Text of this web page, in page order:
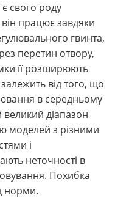
свого роду
працює завдяки
гвинта,
перетин отвору,
її розширюють
від того, що
в середньому
великий діапазон
моделей з різними
і
неточності в
Похибка
норми.